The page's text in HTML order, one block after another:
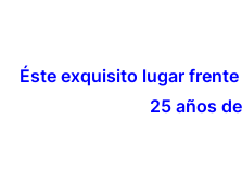
Éste exquisito lugar
25 años